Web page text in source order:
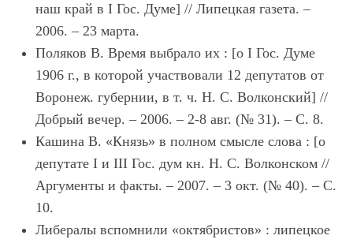
наш край в I Гос. Думе] // Липецкая газета. –
2006. – 23 марта.
Поляков В. Время выбрало их : [о I Гос. Думе
1906 г., в которой участвовали 12 депутатов от
Воронеж. губернии, в т. ч. Н. С. Волконский] //
Добрый вечер. – 2006. – 2-8 авг. (№ 31). – С. 8.
Кашина В. «Князь» в полном смысле слова : [о
депутате I и III Гос. дум кн. Н. С. Волконском //
Аргументы и факты. – 2007. – 3 окт. (№ 40). – С.
10.
Либералы вспомнили «октябристов» : липецкое